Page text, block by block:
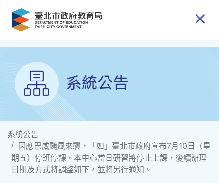
跳到主要內容
系統公告
系統公告
因應巴威颱風來襲，「如」臺北市政府宣布7月10日（星
期五）停班停課，本中心當日研習將停止上課，後續辦理
日期及方式將調整如下，並將另行通知。